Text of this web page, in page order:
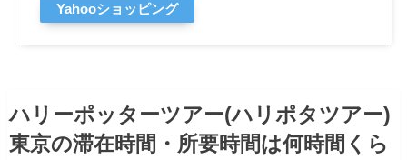
Yahooショッピング
ハリーポッターツアー(ハリポタツアー)
東京の滞在時間・所要時間は何時間くら